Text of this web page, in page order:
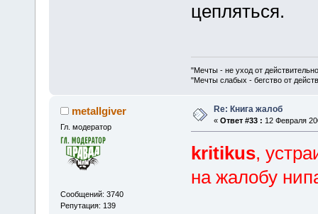
цепляться.
"Мечты - не уход от
"Мечты слабых - бегство от
metallgiver
Гл. модератор
Сообщений: 3740
Репутация: 139
Re: Книга жалоб
« Ответ #33 : 12 Февраля
kritikus,
на жалобу